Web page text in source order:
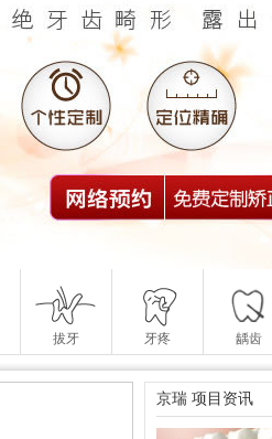
拔牙 牙疼 龋齿
京瑞 项目资讯